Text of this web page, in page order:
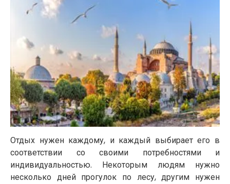
Отдых нужен каждому, и каждый выбирает его в
соответствии со своими потребностями и
индивидуальностью. Некоторым людям нужно
несколько дней прогулок по лесу, другим нужен